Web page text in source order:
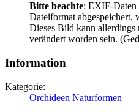
Bitte beachte: EXIF-Daten
Dateiformat abgespeichert,
Dieses Bild kann allerdings
verändert worden sein.
Information
Kategorie:
Orchideen Naturformen